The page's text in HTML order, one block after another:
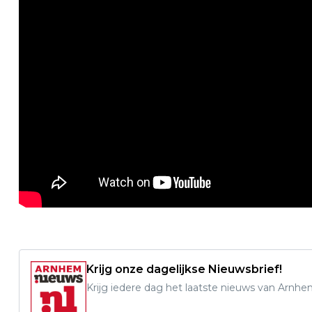
Krijg onze dagelijkse Nieuwsbrief!
Krijg iedere dag het laatste nieuws van